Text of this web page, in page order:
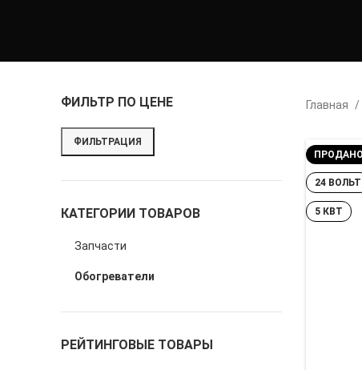
ФИЛЬТР ПО ЦЕНЕ
ФИЛЬТРАЦИЯ
КАТЕГОРИИ ТОВАРОВ
Запчасти
Обогреватели
РЕЙТИНГОВЫЕ ТОВАРЫ
Главная
ПРОДАНО
24 ВОЛЬТ
5 КВТ